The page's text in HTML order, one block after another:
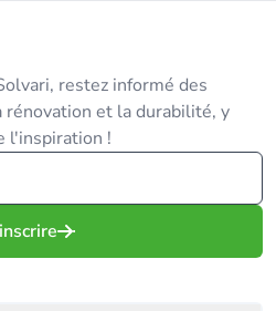
restez informé des
et la durabilité, y
l'inspiration !